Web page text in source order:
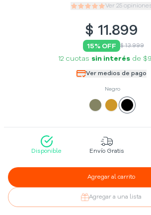
Ver 25
$ 11.899
15% OFF $ 13.999
12 cuotas sin interés de
Ver medios de pago
Negro
Disponible Envío Gratis
Agregar al carrito
Agregar a una lista